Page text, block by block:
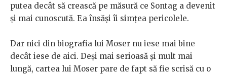
putea decât să crească pe măsură ce Sontag a devenit
și mai cunoscută. Ea însăși îi simțea pericolele.
Dar nici din biografia lui Moser nu iese mai bine
decât iese de aici. Deși mai serioasă și mult mai
lungă, cartea lui Moser pare de fapt să fie scrisă cu o